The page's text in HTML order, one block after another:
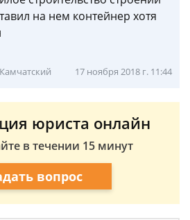
на нем контейнер хотя
17 ноября 2018 г. 11:44
юриста онлайн
в течении 15 минут
вопрос